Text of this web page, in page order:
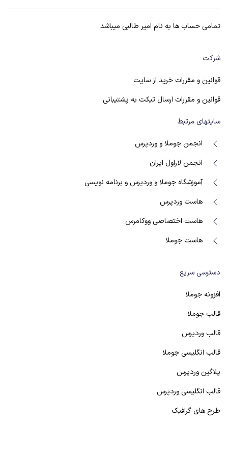
تمامی حساب ها به نام امیر طالبی میباشد
شرکت
قوانین و مقررات خرید از سایت
قوانین و مقررات ارسال تیکت به پشتیبانی
سایتهای مرتبط
انجمن جوملا و وردپرس
انجمن لاراول ایران
آموزشگاه جوملا و وردپرس و برنامه نویسی
هاست وردپرس
هاست اختصاصی ووکامرس
هاست جوملا
دسترسی سریع
افزونه جوملا
قالب جوملا
قالب وردپرس
قالب انگلیسی جوملا
پلاگین وردپرس
قالب انگلیسی وردپرس
طرح های گرافیک